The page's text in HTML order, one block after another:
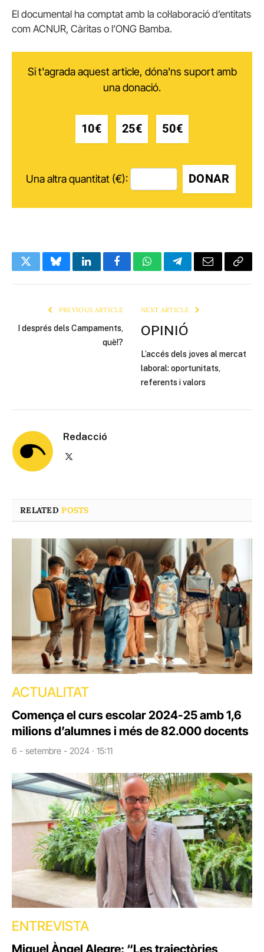
El documental ha comptat amb la col·laboració d’entitats
com ACNUR, Càritas o l’ONG Bamba.
Si t'agrada aquest article, dóna'ns suport amb
una donació.
10€ 25€ 50€
Una altra quantitat (€): DONAR
TwitterBlueskyLinkedInFacebookWhatsAppTelegramEmail Copy
PREVIOUS ARTICLE
I després dels Campaments,
què!?
NEXT ARTICLE
OPINIÓ
L’accés dels joves al mercat
laboral: oportunitats,
referents i valors
Redacció
RELATEDPOSTS
ACTUALITAT
Comença el curs escolar 2024-25 amb 1,6
milions d’alumnes i més de 82.000 docents
6 - setembre - 2024 · 15:11
ENTREVISTA
Miquel Àngel Alegre: “Les trajectòries